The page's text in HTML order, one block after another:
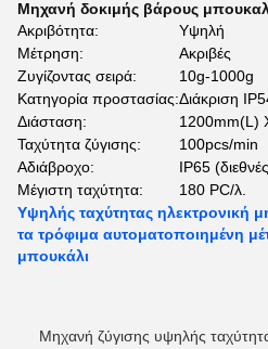
Μηχανή δοκιμής βάρους
Ακριβότητα:
Υψηλή
Μέτρηση:
Ακριβές
Ζυγίζοντας σειρά:
10g-1000g
Κατηγορία προστασίας:Διάκριση
Διάσταση:
1200mm(L)
Ταχύτητα ζύγισης:
100pcs/min
Αδιάβροχο:
IP65
Μέγιστη ταχύτητα:
180 PC/λ.
Υψηλής ταχύτητας ηλεκτρονική
τα τρόφιμα αυτοματοποιημένη
μπουκάλι
Μηχανή ζύγισης υψηλής